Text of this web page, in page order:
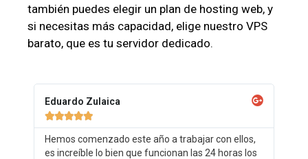
también puedes elegir un plan de hosting web, y
si necesitas más capacidad, elige nuestro VPS
barato, que es tu servidor dedicado.
Eduardo Zulaica

Hemos comenzado este año a trabajar con ellos,
es increíble lo bien que funcionan las 24 horas los